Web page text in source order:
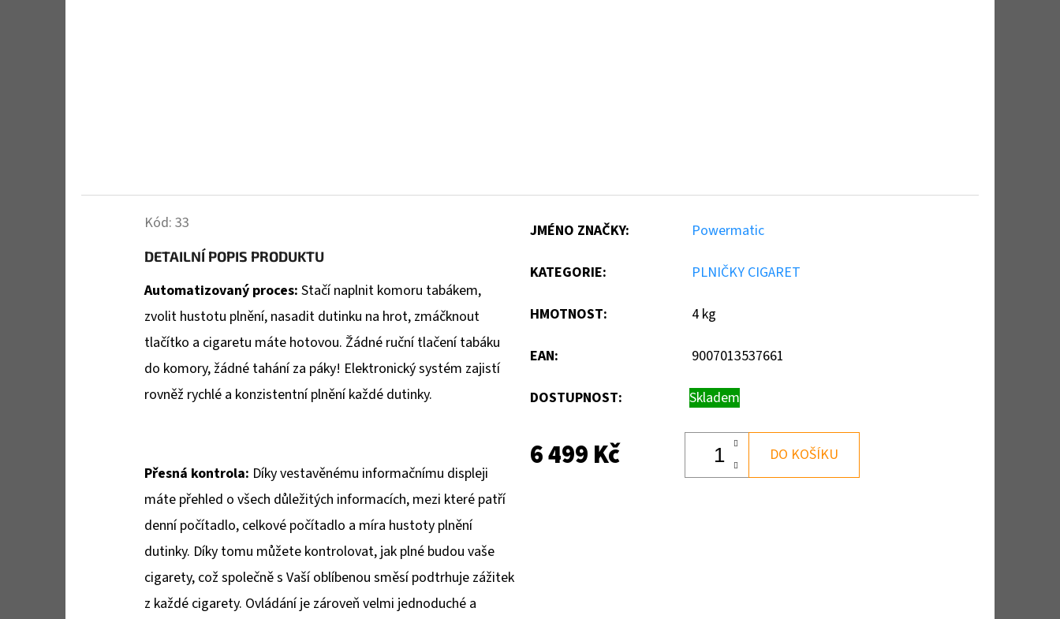
Kód: 33
DETAILNÍ POPIS PRODUKTU
Automatizovaný proces: Stačí naplnit komoru tabákem,
zvolit hustotu plnění, nasadit dutinku na hrot, zmáčknout
tlačítko a cigaretu máte hotovou. Žádné ruční tlačení tabáku
do komory, žádné tahání za páky! Elektronický systém zajistí
rovněž rychlé a konzistentní plnění každé dutinky.
Přesná kontrola: Díky vestavěnému informačnímu displeji
máte přehled o všech důležitých informacích, mezi které patří
denní počítadlo, celkové počítadlo a míra hustoty plnění
dutinky. Díky tomu můžete kontrolovat, jak plné budou vaše
cigarety, což společně s Vaší oblíbenou směsí podtrhuje zážitek
z každé cigarety. Ovládání je zároveň velmi jednoduché a
JMÉNO ZNAČKY: Powermatic
KATEGORIE: PLNIČKY CIGARET
HMOTNOST: 4 kg
EAN: 9007013537661
DOSTUPNOST: Skladem
6 499 Kč DO KOŠÍKU